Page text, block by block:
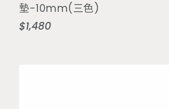
墊-10mm(三色)
定
$1,480